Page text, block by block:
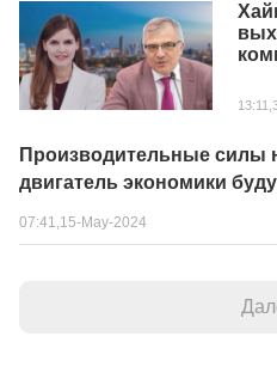
Производительные силы
двигатель экономики
07:41,15-May-2024